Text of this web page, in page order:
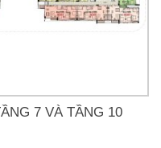
7 VÀ TẦNG 10